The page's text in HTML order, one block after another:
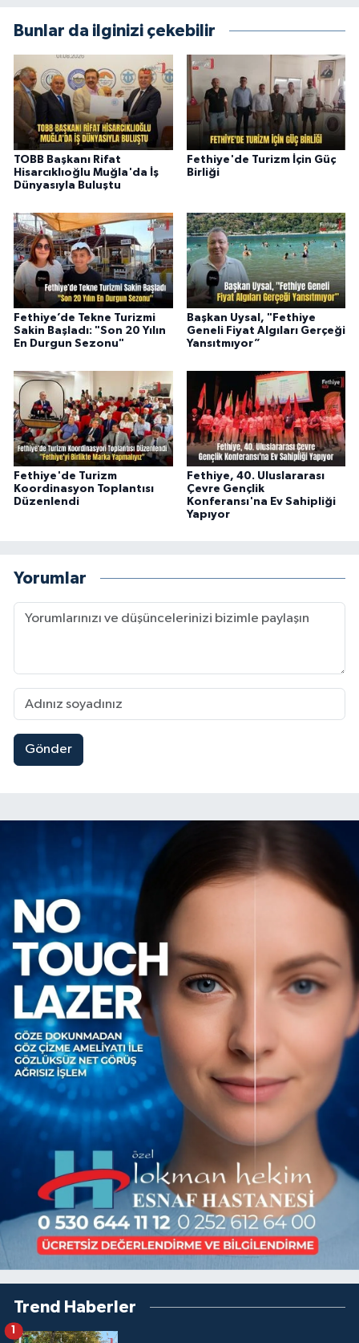
Bunlar da ilginizi çekebilir
TOBB Başkanı Rifat
Hisarcıklıoğlu Muğla'da İş
Dünyasıyla Buluştu
Fethiye'de Turizm İçin Güç
Birliği
Fethiye’de Tekne Turizmi
Sakin Başladı: "Son 20 Yılın
En Durgun Sezonu"
Başkan Uysal, "Fethiye
Geneli Fiyat Algıları Gerçeği
Yansıtmıyor”
Fethiye'de Turizm
Koordinasyon Toplantısı
Düzenlendi
Fethiye, 40. Uluslararası
Çevre Gençlik
Konferansı'na Ev Sahipliği
Yapıyor
Yorumlar
Gönder
Trend Haberler
1